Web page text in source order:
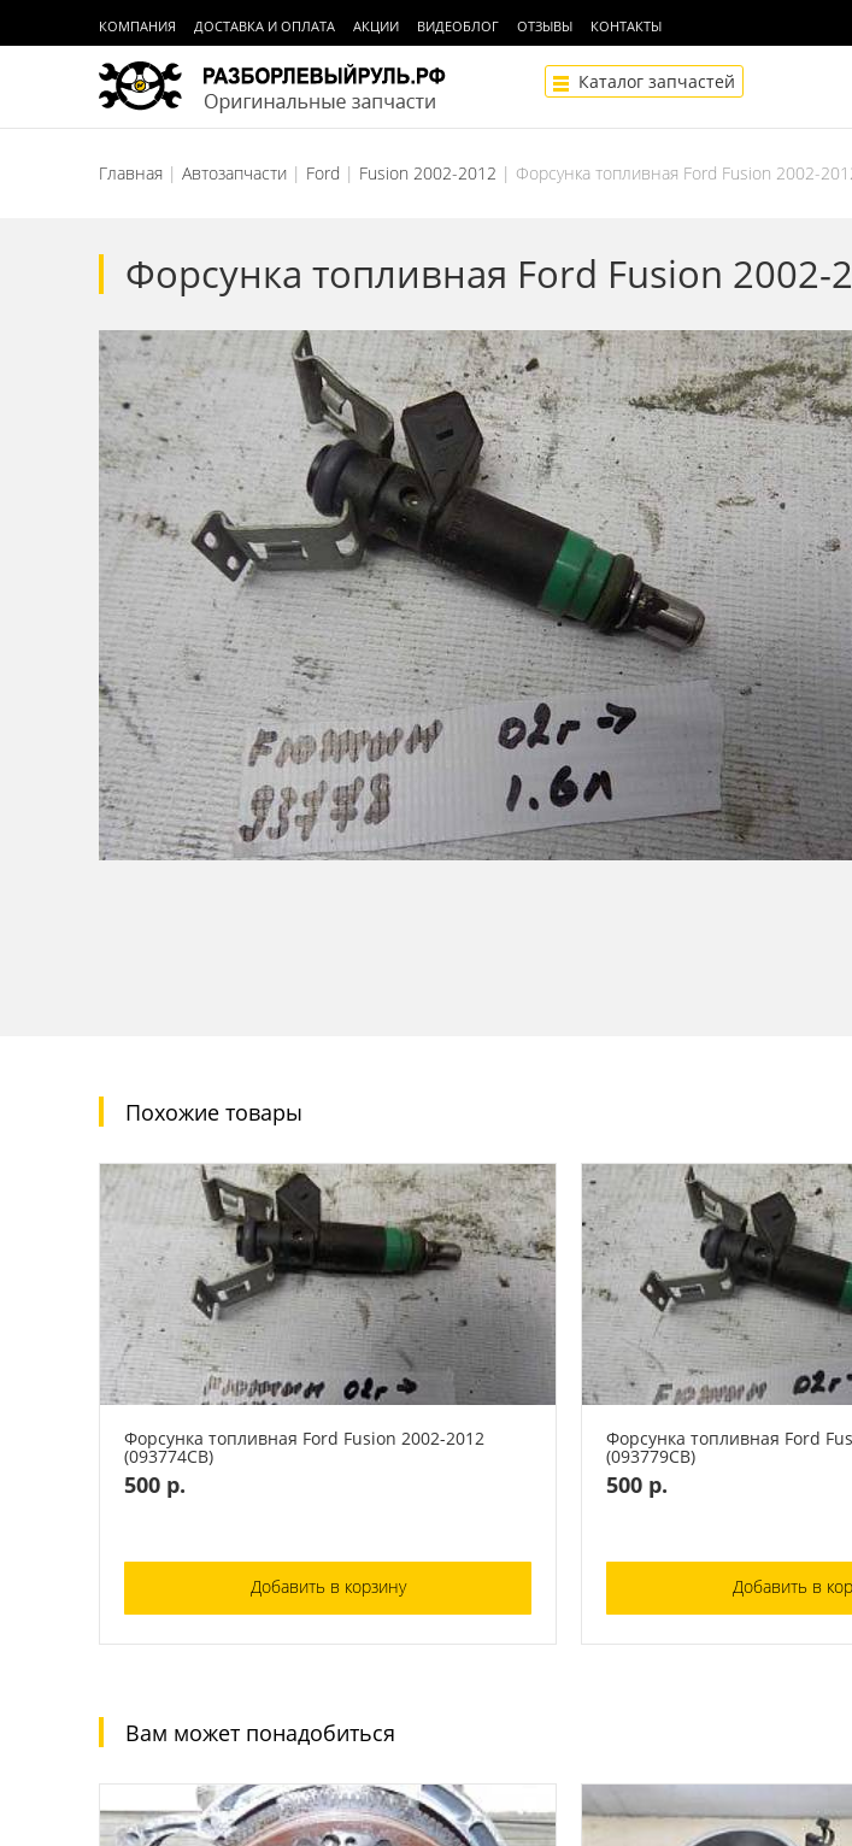
КОМПАНИЯ ДОСТАВКА И ОПЛАТА АКЦИИ ВИДЕОБЛОГ ОТЗЫВЫ КОНТАКТЫ
Каталог запчастей
Главная Автозапчасти Ford Fusion 2002-2012 Форсунка топливная Ford Fusion 2002-
Форсунка топливная Ford Fusion 2002-
Похожие товары
Форсунка топливная Ford Fusion 2002-2012
(093774СВ)
500 р.
Добавить в корзину
Форсунка топливная Ford
(093779СВ)
500 р.
Добавить в
Вам может понадобиться